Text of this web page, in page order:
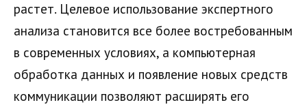
растет. Целевое использование экспертного
анализа становится все более востребованным
в современных условиях, а компьютерная
обработка данных и появление новых средств
коммуникации позволяют расширять его